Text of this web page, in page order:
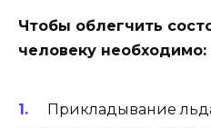
Чтобы облегчить
человеку необходимо:
Прикладывание